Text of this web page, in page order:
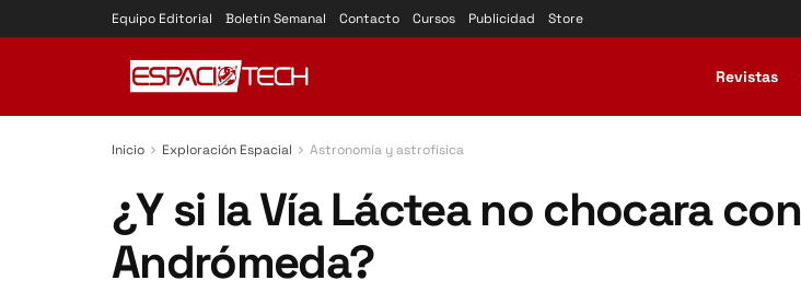
Equipo Editorial Boletín Semanal Contacto Cursos Publicidad Store
Revistas
Inicio Exploración Espacial Astronomía y astrofísica
¿Y si la Vía Láctea no chocara con
Andrómeda?